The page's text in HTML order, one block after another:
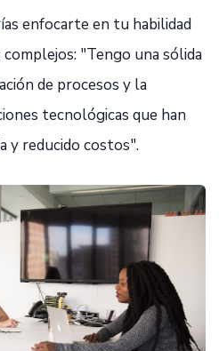
enfocarte en tu habilidad
"Tengo una sólida
de procesos y la
tecnológicas que han
y reducido costos".